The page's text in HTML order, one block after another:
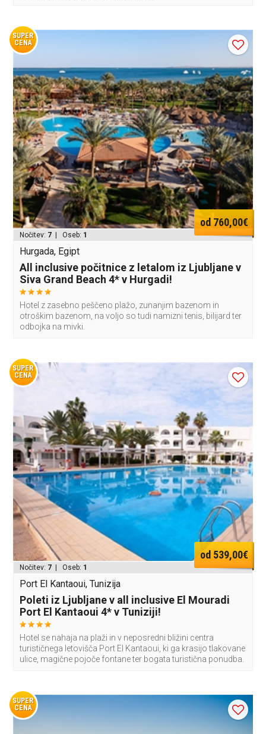
SUPER
CENA
od 760,00€
Nočitev: 7 | Oseb: 1
Hurgada, Egipt
All inclusive počitnice z letalom iz Ljubljane v
Siva Grand Beach 4* v Hurgadi!
Hotel z zasebno peščeno plažo, zunanjim bazenom in
otroškim bazenom, na voljo so tudi namizni tenis, bilijard ter
odbojka na mivki.
SUPER
CENA
od 539,00€
Nočitev: 7 | Oseb: 1
Port El Kantaoui, Tunizija
Poleti iz Ljubljane v all inclusive El Mouradi
Port El Kantaoui 4* v Tuniziji!
Hotel se nahaja na plaži in v neposredni bližini centra
turističnega letovišča Port El Kantaoui, ki ga krasijo tlakovane
ulice, magične pojoče fontane ter bogata turistična ponudba.
SUPER
CENA